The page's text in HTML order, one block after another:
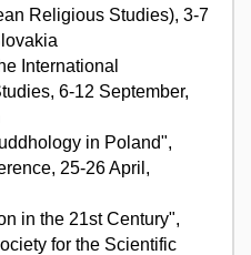
Religious Studies), 3-7
International
6-12 September,
in Poland",
25-26 April,
in the 21st Century",
for the Scientific